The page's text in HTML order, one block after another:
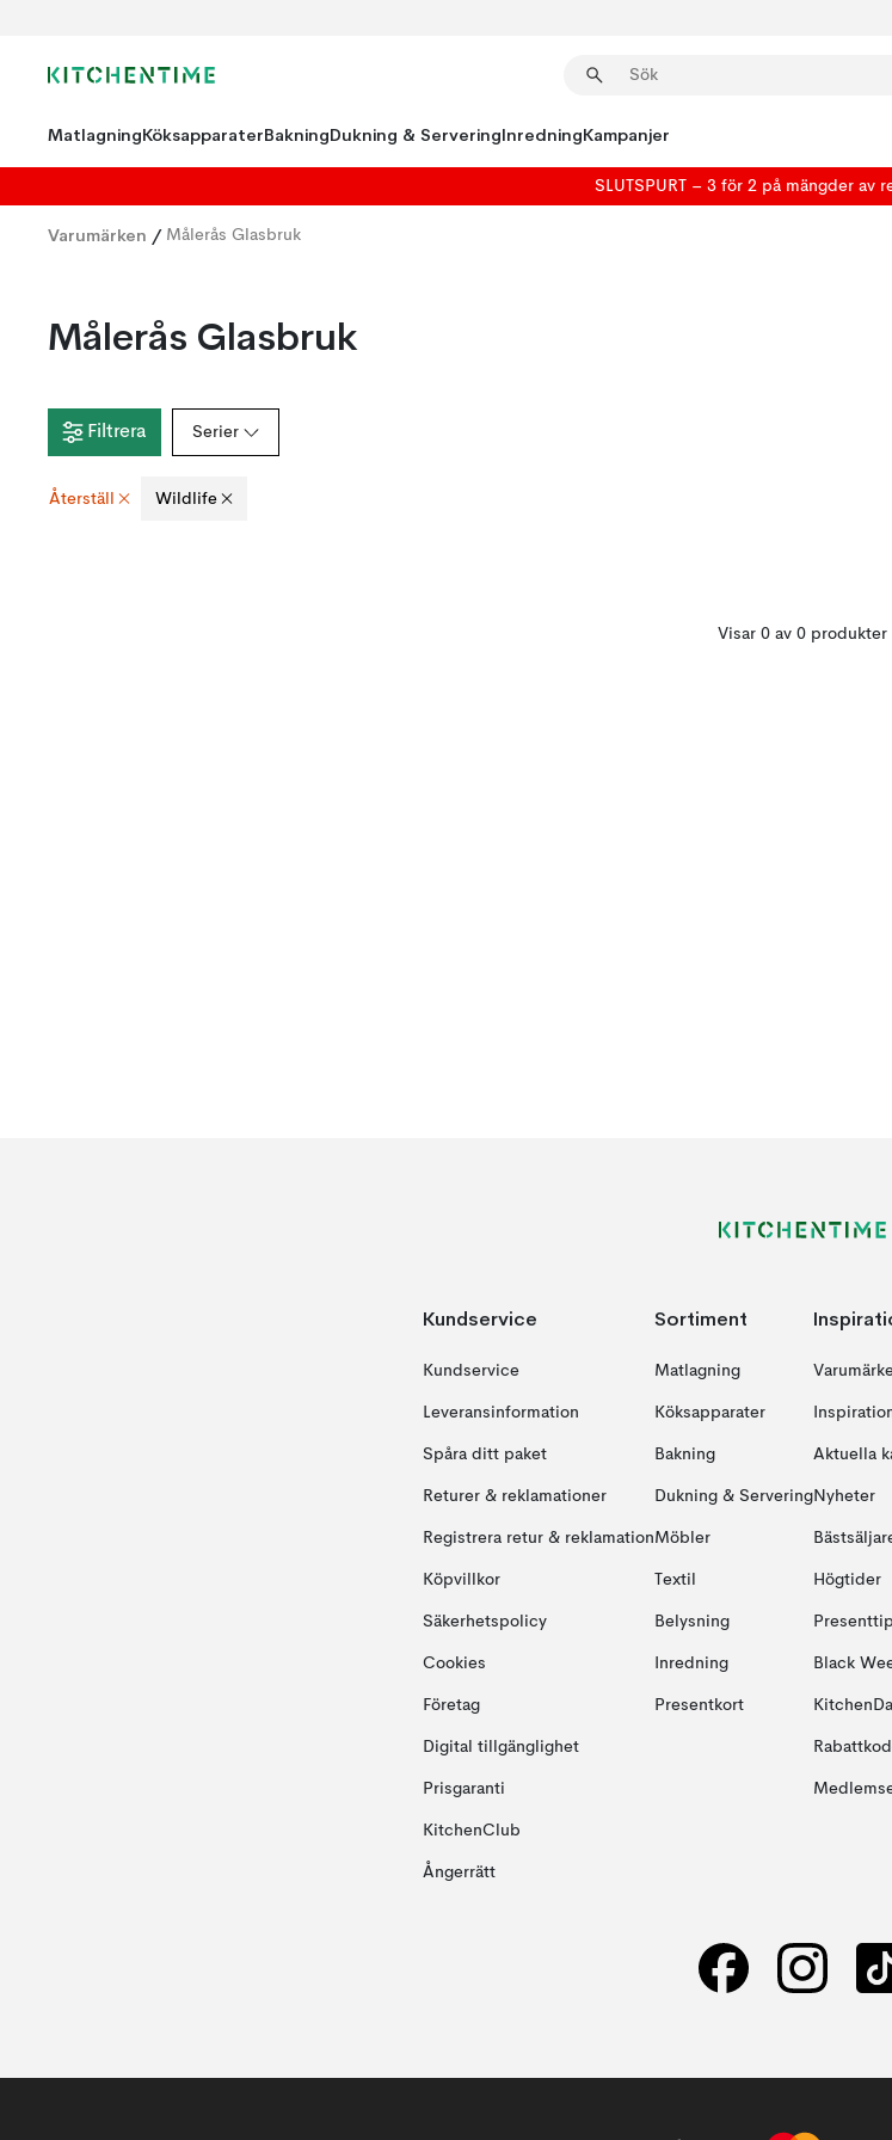
MatlagningKöksapparaterBakningDukning & ServeringInredningKampanjer
SLUTSPURT – 3 för 2 på mängder av
Varumärken / Målerås Glasbruk
Målerås Glasbruk
Filtrera Serier
Återställ Wildlife
Visar 0 av 0 produkter
Kundservice
Kundservice
Leveransinformation
Spåra ditt paket
Returer & reklamationer
Registrera retur & reklamation
Köpvillkor
Säkerhetspolicy
Cookies
Företag
Digital tillgänglighet
Prisgaranti
KitchenClub
Ångerrätt
Sortiment
Matlagning
Köksapparater
Bakning
Dukning & Servering
Möbler
Textil
Belysning
Inredning
Presentkort
Aktuella
Nyheter
Högtider
Black